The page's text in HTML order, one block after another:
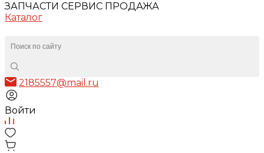
ЗАПЧАСТИ СЕРВИС ПРОДАЖА
Каталог
2185557@mail.ru
Войти